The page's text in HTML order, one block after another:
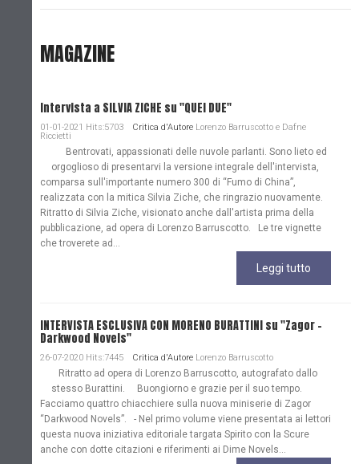
MAGAZINE
Intervista a SILVIA ZICHE su "QUEI DUE"
01-01-2021 Hits:5703 Critica d'Autore Lorenzo Barruscotto e Dafne
Riccietti
Bentrovati, appassionati delle nuvole parlanti. Sono lieto ed
orgoglioso di presentarvi la versione integrale dell'intervista,
comparsa sull'importante numero 300 di “Fumo di China”,
realizzata con la mitica Silvia Ziche, che ringrazio nuovamente.
Ritratto di Silvia Ziche, visionato anche dall'artista prima della
pubblicazione, ad opera di Lorenzo Barruscotto. Le tre vignette
che troverete ad...
Leggi tutto
INTERVISTA ESCLUSIVA CON MORENO BURATTINI su "Zagor -
Darkwood Novels"
26-07-2020 Hits:7445 Critica d'Autore Lorenzo Barruscotto
Ritratto ad opera di Lorenzo Barruscotto, autografato dallo
stesso Burattini. Buongiorno e grazie per il suo tempo.
Facciamo quattro chiacchiere sulla nuova miniserie di Zagor
“Darkwood Novels”. - Nel primo volume viene presentata ai lettori
questa nuova iniziativa editoriale targata Spirito con la Scure
anche con dotte citazioni e riferimenti ai Dime Novels...